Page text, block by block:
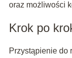
oraz możliwości
Krok po
Przystąpienie do